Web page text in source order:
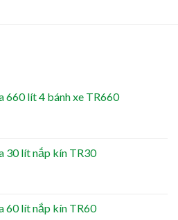
660 lít 4 bánh xe TR660
30 lít nắp kín TR30
60 lít nắp kín TR60